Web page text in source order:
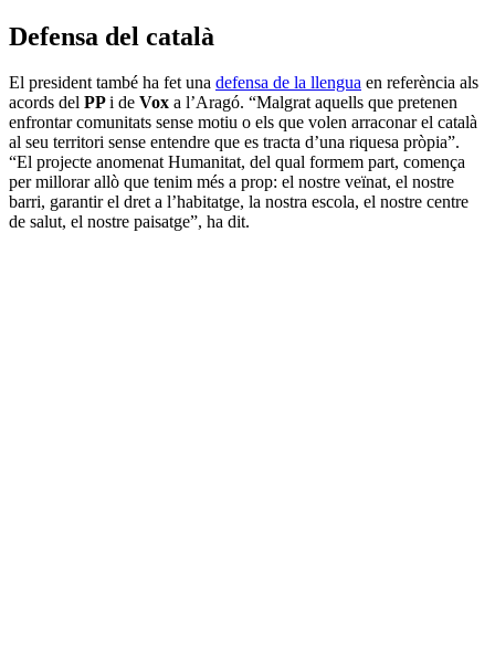
Defensa del català
El president també ha fet una defensa de la llengua en referència als
acords del PPi de Vox a l’Aragó. “Malgrat aquells que pretenen
enfrontar comunitats sense motiu o els que volen arraconar el català
al seu territori sense entendre que es tracta d’una riquesa pròpia”.
“El projecte anomenat Humanitat, del qual formem part, comença
per millorar allò que tenim més a prop: el nostre veïnat, el nostre
barri, garantir el dret a l’habitatge, la nostra escola, el nostre centre
de salut, el nostre paisatge”, ha dit.